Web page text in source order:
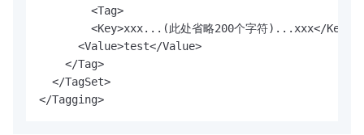
      <Value>test</Value>
    </Tag>
  </TagSet>
</Tagging>